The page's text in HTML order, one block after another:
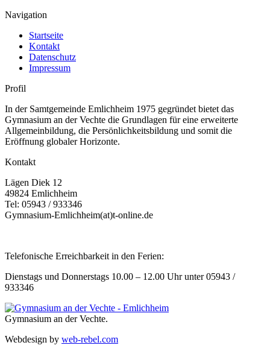
Navigation
Startseite
Kontakt
Datenschutz
Impressum
Profil
In der Samtgemeinde Emlichheim 1975 gegründet bietet das
Gymnasium an der Vechte die Grundlagen für eine erweiterte
Allgemeinbildung, die Persönlichkeitsbildung und somit die
Eröffnung globaler Horizonte.
Kontakt
Lägen Diek 12
49824 Emlichheim
Tel: 05943 / 933346
Gymnasium-Emlichheim(at)t-online.de
Telefonische Erreichbarkeit in den Ferien:
Dienstags und Donnerstags 10.00 – 12.00 Uhr unter 05943 /
933346
Gymnasium an der Vechte.
Webdesign by web-rebel.com